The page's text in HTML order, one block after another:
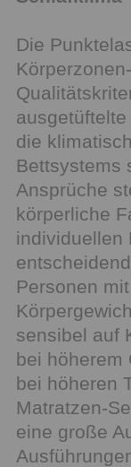
Die
die
Bettsystems
Ansprüche
körperliche
individuellen
Personen
sensibel auf
bei höherem
bei höheren
Matratzen-
eine große